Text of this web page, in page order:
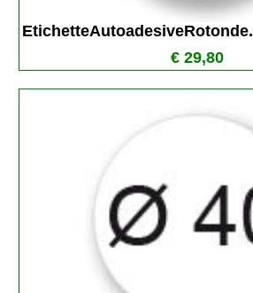
€ 29,80